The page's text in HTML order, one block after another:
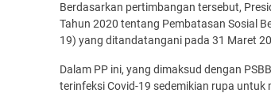
Berdasarkan pertimbangan tersebut,
Tahun 2020 tentang Pembatasan Sosial
19) yang ditandatangani pada 31 Maret
Dalam PP ini, yang dimaksud dengan
terinfeksi Covid-19 sedemikian rupa